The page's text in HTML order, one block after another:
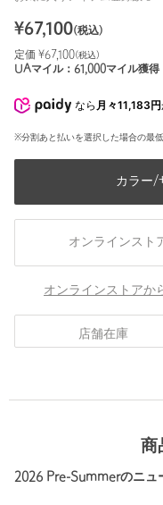
¥67,100(税込)
定価 ¥67,100(税込)
UAマイル： 61,000マイル獲得
なら 月々11,183円
※分割あと払いを選択した場合の最
カラー/
オンラインスト
オンラインストアか
店舗在庫
商
2026 Pre-Summerのニュ